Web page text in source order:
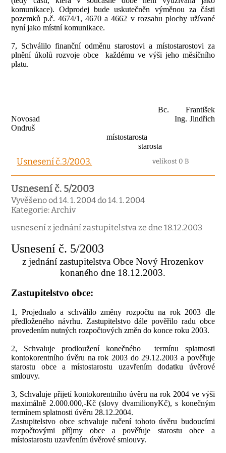
komunikace). Odprodej bude uskutečněn výměnou za části
pozemků p.č. 4674/1, 4670 a 4662 v rozsahu plochy užívané
nyní jako místní komunikace.
7, Schválilo finanční odměnu starostovi a místostarostovi za
plnění úkolů rozvoje obce
každému ve výši jeho měsíčního
platu.
Bc. František
Novosad
Ing. Jindřich
Ondruš
místostarosta
starosta
Usnesení č.3/2003. velikost 0 B
Usnesení č. 5/2003
Vyvěšeno od 14. 1. 2004 do 14. 1. 2004
Kategorie: Archiv
usnesení z jednání zastupitelstva ze dne 18.12.2003
Usnesení č. 5/2003
z jednání zastupitelstva Obce Nový Hrozenkov
konaného dne 18.12.2003.
Zastupitelstvo obce:
1, Projednalo a schválilo změny rozpočtu na rok 2003 dle
předloženého návrhu. Zastupitelstvo dále pověřilo radu obce
provedením nutných rozpočtových změn do konce roku 2003.
2, Schvaluje prodloužení konečného
termínu splatnosti
kontokorentního úvěru na rok 2003 do 29.12.2003 a pověřuje
starostu obce a místostarostu uzavřením dodatku úvěrové
smlouvy.
3, Schvaluje přijetí kontokorentního úvěru na rok 2004 ve výši
maximálně 2.000.000,-Kč (slovy dvamilionyKč), s konečným
termínem splatnosti úvěru 28.12.2004.
Zastupitelstvo obce schvaluje ručení tohoto úvěru budoucími
rozpočtovými příjmy obce a pověřuje starostu obce a
místostarostu uzavřením úvěrové smlouvy.